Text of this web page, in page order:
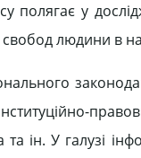
полягає у
людини в
ін. У галузі